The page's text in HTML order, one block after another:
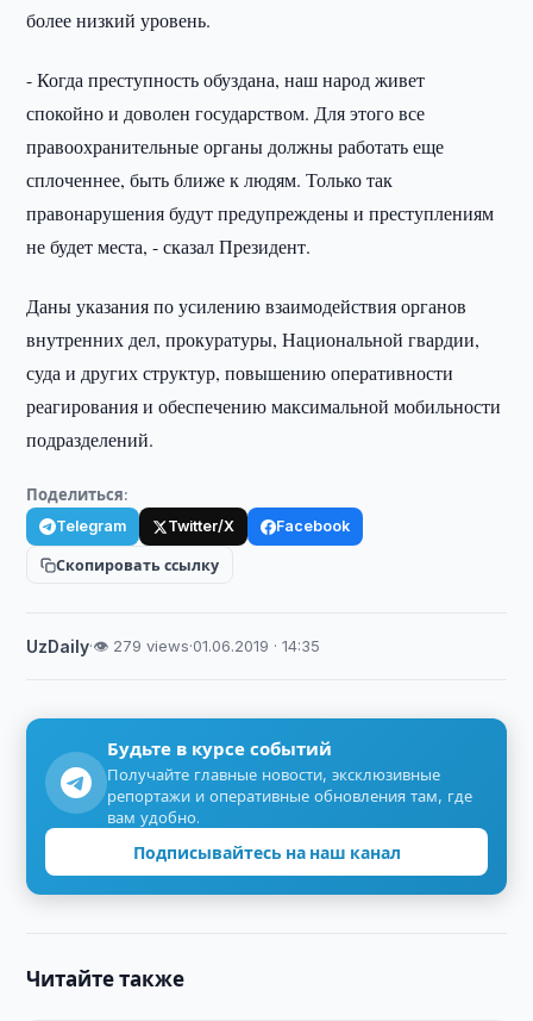
более низкий уровень.
- Когда преступность обуздана, наш народ живет
спокойно и доволен государством. Для этого все
правоохранительные органы должны работать еще
сплоченнее, быть ближе к людям. Только так
правонарушения будут предупреждены и преступлениям
не будет места, - сказал Президент.
Даны указания по усилению взаимодействия органов
внутренних дел, прокуратуры, Национальной гвардии,
суда и других структур, повышению оперативности
реагирования и обеспечению максимальной мобильности
подразделений.
Поделиться:
Telegram Twitter/X Facebook
Скопировать ссылку
UzDaily·👁 279 views·01.06.2019 · 14:35
Будьте в курсе событий
Получайте главные новости, эксклюзивные
репортажи и оперативные обновления там, где
вам удобно.
Подписывайтесь на наш канал
Читайте также